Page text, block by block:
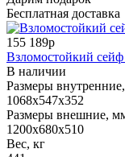
Бесплатная доставка
155 189р
Взломостойкий
В наличии
Размеры
1068x547x352
Размеры внешние,
1200x680x510
Вес, кг